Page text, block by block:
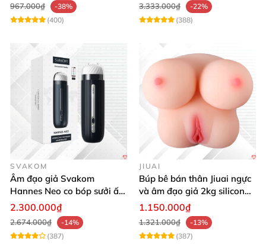
967.000₫
-38%
(400)
3.333.000₫
-22%
(388)
SVAKOM
Âm đạo giả Svakom
Hannes Neo co bóp sưởi ấm
điều khiển app tiện lợi kích
thích mạnh mẽ
2.300.000₫
2.674.000₫
-14%
(387)
JIUAI
Búp bê bán thân Jiuai ngực
và âm đạo giả 2kg silicon
nguyên khối cao cấp
1.150.000₫
1.321.000₫
-13%
(387)